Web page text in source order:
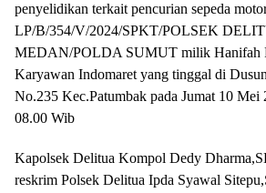
penyelidikan terkait pencurian sepeda
LP/B/354/V/2024/SPKT/POLSEK
MEDAN/POLDA SUMUT milik Hanifah
Karyawan Indomaret yang tinggal di
No.235 Kec.Patumbak pada Jumat 10 Mei
08.00 Wib
Kapolsek Delitua Kompol Dedy
reskrim Polsek Delitua Ipda Syawal